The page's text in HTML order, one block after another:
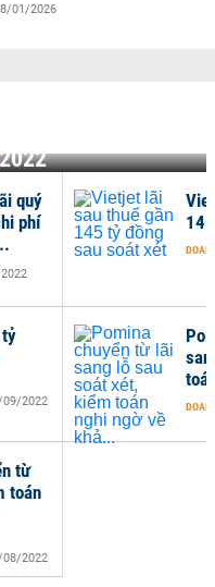
01/2026
quý
phí
09/2022
từ
toán
08/2022